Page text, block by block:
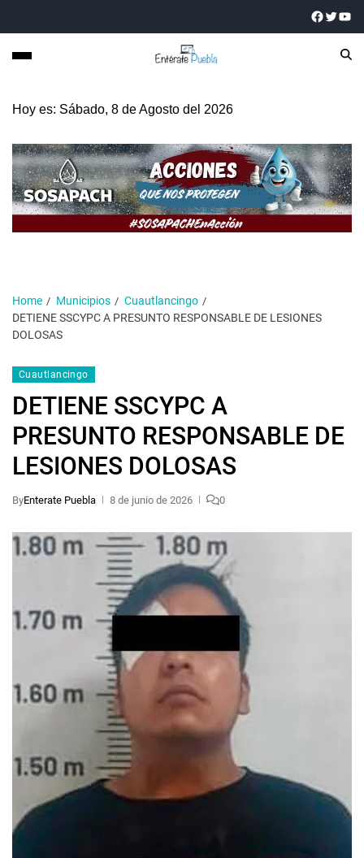
Hoy es: Sábado, 8 de Agosto del 2026
Home Municipios
Cuautlancingo
DETIENE SSCYPC A PRESUNTO RESPONSABLE DE LESIONES
DOLOSAS
Cuautlancingo
DETIENE SSCYPC A
PRESUNTO RESPONSABLE DE
LESIONES DOLOSAS
ByEnterate Puebla 8 de junio de 2026 0